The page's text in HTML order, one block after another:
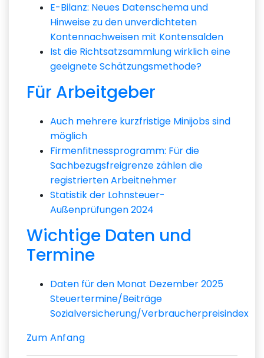
E-Bilanz: Neues Datenschema und
Hinweise zu den unverdichteten
Kontennachweisen mit Kontensalden
Ist die Richtsatzsammlung wirklich eine
geeignete Schätzungsmethode?
Für Arbeitgeber
Auch mehrere kurzfristige Minijobs sind
möglich
Firmenfitnessprogramm: Für die
Sachbezugsfreigrenze zählen die
registrierten Arbeitnehmer
Statistik der Lohnsteuer-
Außenprüfungen 2024
Wichtige Daten und
Termine
Daten für den Monat Dezember 2025
Steuertermine/Beiträge
Sozialversicherung/Verbraucherpreisindex
Zum Anfang